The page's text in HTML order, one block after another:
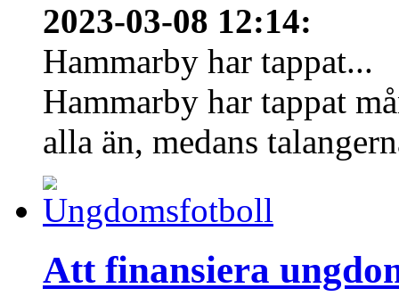
2023-03-08 12:14:
Hammarby har tappat...
Hammarby har tappat
alla än, medans
Att finansiera